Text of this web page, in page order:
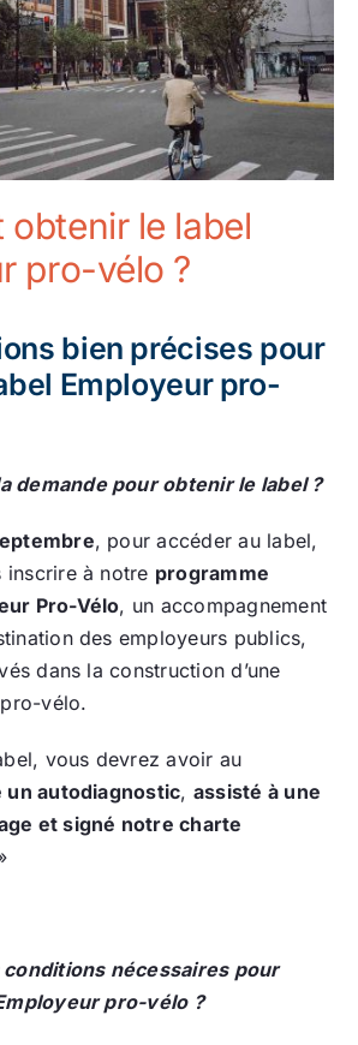
obtenir le label
pro-vélo ?
bien précises pour
Employeur pro-
demande pour obtenir le label ?
, pour accéder au label,
inscrire à notre programme
Pro-Vélo, un accompagnement
des employeurs publics,
dans la construction d’une
vélo.
vous devrez avoir au
un autodiagnostic, assisté à une
et signé notre charte
conditions nécessaires pour
pro-vélo ?